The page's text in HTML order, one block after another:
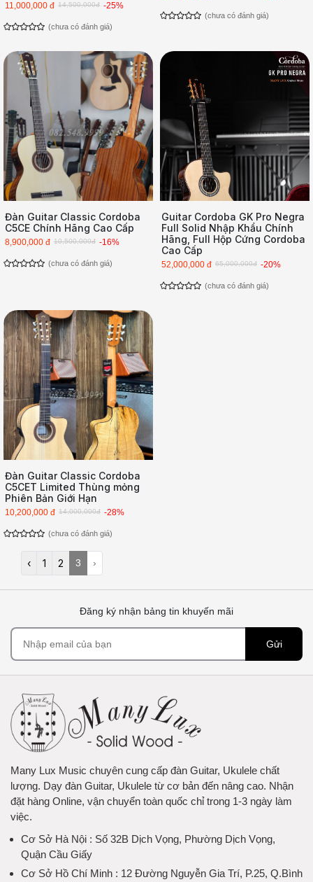
-25%
14,500,000đ
11,000,000 đ
(chưa có đánh giá)
(chưa có đánh giá)
Đàn Guitar Classic Cordoba
C5CE Chính Hãng Cao Cấp
-16%
10,500,000đ
8,900,000 đ
(chưa có đánh giá)
Guitar Cordoba GK Pro Negra
Full Solid Nhập Khẩu Chính
Hãng, Full Hộp Cứng Cordoba
Cao Cấp
-20%
65,000,000đ
52,000,000 đ
(chưa có đánh giá)
Đàn Guitar Classic Cordoba
C5CET Limited Thùng mỏng
Phiên Bản Giới Hạn
-28%
14,000,000đ
10,200,000 đ
(chưa có đánh giá)
‹ 1 2 3 ›
Đăng ký nhận bảng tin khuyến mãi
Gửi
Many Lux Music chuyên cung cấp đàn Guitar, Ukulele chất
lượng. Dạy đàn Guitar, Ukulele từ cơ bản đến nâng cao. Nhận
đặt hàng Online, vận chuyển toàn quốc chỉ trong 1-3 ngày làm
việc.
Cơ Sở Hà Nội : Số 32B Dịch Vọng, Phường Dịch Vọng,
Quận Cầu Giấy
Cơ Sở Hồ Chí Minh : 12 Đường Nguyễn Gia Trí, P.25, Q.Bình